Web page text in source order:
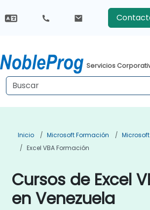
Servicios
Inicio Microsoft Formación
Excel VBA Formación
Cursos de Excel
en Venezuela